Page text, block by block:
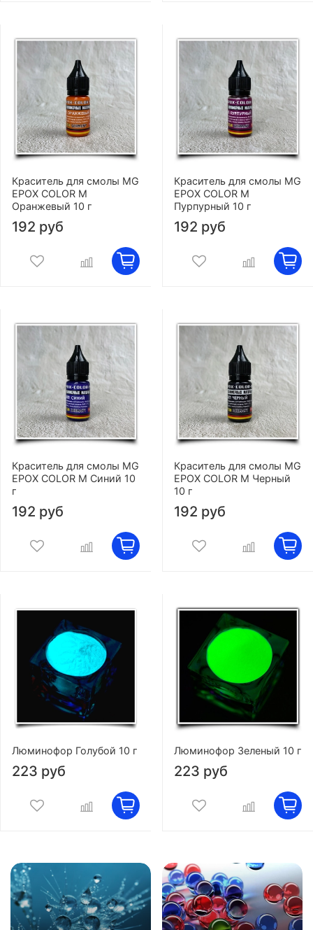
Краситель для смолы MG
EPOX COLOR M
Оранжевый 10 г
192 руб
Краситель для смолы MG
EPOX COLOR M
Пурпурный 10 г
192 руб
Краситель для смолы MG
EPOX COLOR M Синий 10
г
192 руб
Краситель для смолы MG
EPOX COLOR M Черный
10 г
192 руб
Люминофор Голубой 10 г
223 руб
Люминофор Зеленый 10 г
223 руб